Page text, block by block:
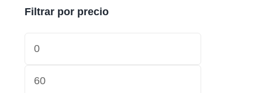
Filtrar por precio